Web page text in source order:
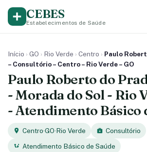
CEBES
Estabelecimentos de Saúde
Início › GO › Rio Verde › Centro › Paulo
– Consultório – Centro – Rio Verde – GO
Paulo Roberto do
- Morada do Sol - Rio
- Atendimento Básico
Centro·GO·Rio Verde
Consultório
Atendimento Básico de Saúde